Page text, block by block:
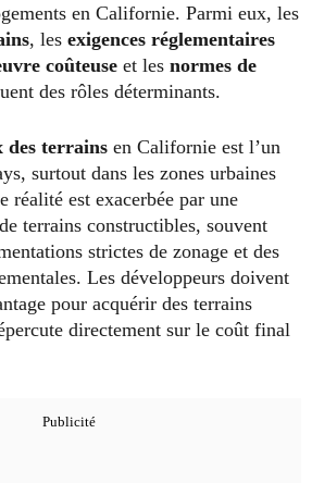
en Californie. Parmi eux, les
, les exigences réglementaires
coûteuse et les normes de
des rôles déterminants.
des terrains en Californie est l’un
surtout dans les zones urbaines
réalité est exacerbée par une
terrains constructibles, souvent
strictes de zonage et des
Les développeurs doivent
pour acquérir des terrains
directement sur le coût final